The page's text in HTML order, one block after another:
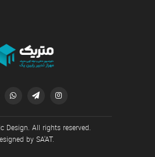



Design. All rights reserved.
by SA'AT.